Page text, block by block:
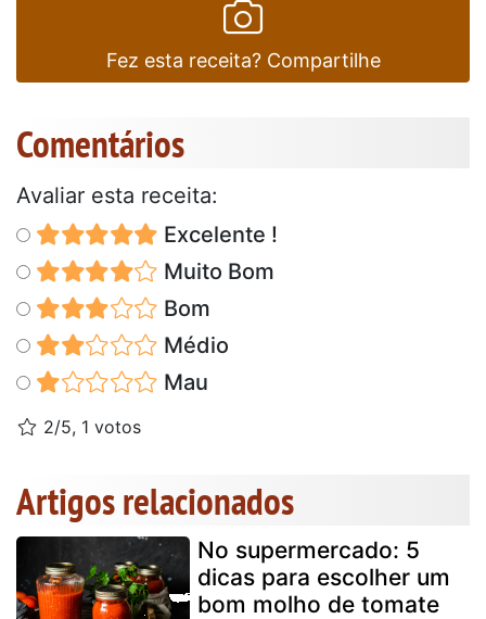
Fez esta receita? Compartilhe
Comentários
Avaliar esta receita:
Excelente !
Muito Bom
Bom
Médio
Mau
2/5, 1 votos
Artigos relacionados
No supermercado: 5
dicas para escolher um
bom molho de tomate